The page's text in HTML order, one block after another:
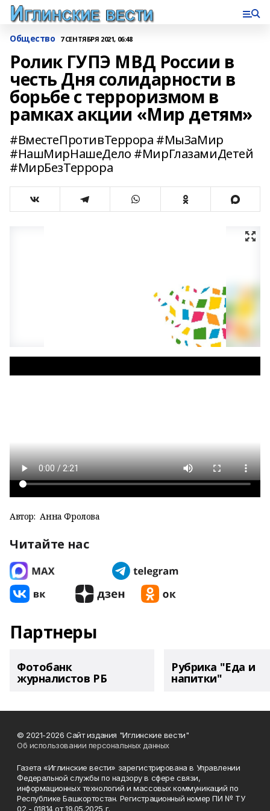
Общество 7 СЕНТЯБРЯ 2021, 06:48
Ролик ГУПЭ МВД России в
честь Дня солидарности в
борьбе с терроризмом в
рамках акции «Мир детям»
#ВместеПротивТеррора #МыЗаМир
#НашМирНашеДело #МирГлазамиДетей
#МирБезТеррора
Автор: Анна Фролова
Читайте нас
Партнеры
Фотобанк
журналистов РБ
Рубрика "Еда и
напитки"
© 2021-2026 Сайт издания "Иглинские вести"
Об использовании персональных данных
Газета «Иглинские вести» зарегистрирована в Управлении
Федеральной службы по надзору в сфере связи,
информационных технологий и массовых коммуникаций по
Республике Башкортостан. Регистрационный номер ПИ № ТУ
02 - 01814 от 19.05.2025 г.